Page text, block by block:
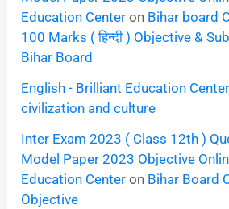
Education Center on Bihar board
100 Marks ( हिन्दी ) Objective &
Bihar Board
English - Brilliant Education Center
civilization and culture
Inter Exam 2023 ( Class 12th )
Model Paper 2023 Objective
Education Center on Bihar Board
Objective